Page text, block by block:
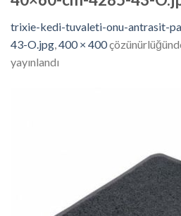
trixie-kedi-tuvaleti-onu-antrasit-
43-O.jpg,400 × 400
yayınlandı